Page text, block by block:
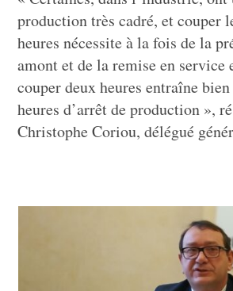
production très cadré, et couper
heures nécessite à la fois de la
amont et de la remise en service
couper deux heures entraîne
heures d’arrêt de production »,
Christophe Coriou, délégué